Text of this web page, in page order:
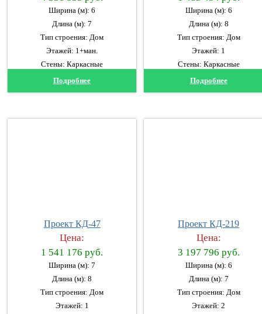
Ширина (м): 6
Длина (м): 7
Тип строения: Дом
Этажей: 1+ман.
Стены: Каркасные
Подробнее
Ширина (м): 6
Длина (м): 8
Тип строения: Дом
Этажей: 1
Стены: Каркасные
Подробнее
Проект КД-47
Цена:
1 541 176 руб.
Ширина (м): 7
Длина (м): 8
Тип строения: Дом
Этажей: 1
Проект КД-219
Цена:
3 197 796 руб.
Ширина (м): 6
Длина (м): 7
Тип строения: Дом
Этажей: 2